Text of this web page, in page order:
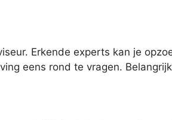
Erkende experts kan je
eens rond te vragen.